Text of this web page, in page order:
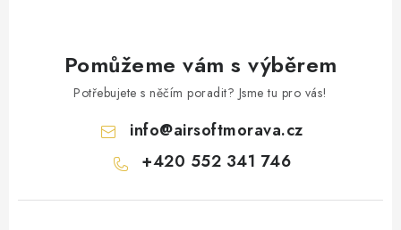
Pomůžeme vám s výběrem
Potřebujete s něčím poradit? Jsme tu pro vás!
info@airsoftmorava.cz
+420 552 341 746